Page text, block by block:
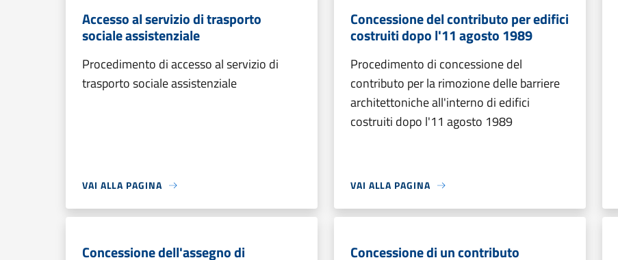
Accesso al servizio di trasporto
sociale assistenziale
Procedimento di accesso al servizio di
trasporto sociale assistenziale
VAI ALLA PAGINA
Concessione del contributo per edifici
costruiti dopo l'11 agosto 1989
Procedimento di concessione del
contributo per la rimozione delle barriere
architettoniche all'interno di edifici
costruiti dopo l'11 agosto 1989
VAI ALLA PAGINA
Concessione dell'assegno di Concessione di un contributo